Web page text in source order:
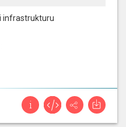
koje će unaprijediti
Znamo da ste u
radi na njegovom
i kada će ga,
raspravi?na
Erlić, Šime / Ministarstvo
Europske
infrastrukturu